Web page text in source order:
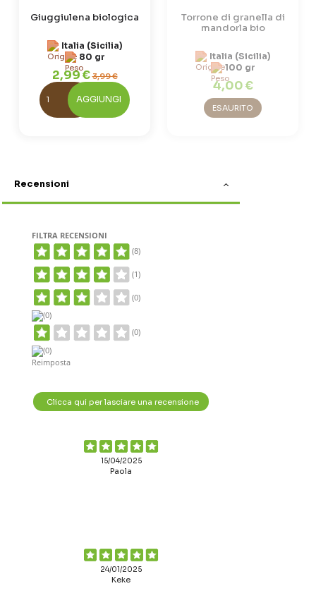
Giuggiulena biologica
Italia (Sicilia)
80 gr
2,99 €3,99 €
AGGIUNGI
Torrone di granella di
mandorla bio
Italia (Sicilia)
100 gr
4,00 €
ESAURITO
Recensioni
FILTRA RECENSIONI
(8)
(1)
(0)
(0)
(0)
(0)
Reimposta
Clicca qui per lasciare una recensione
15/04/2025
Paola
24/01/2025
Keke